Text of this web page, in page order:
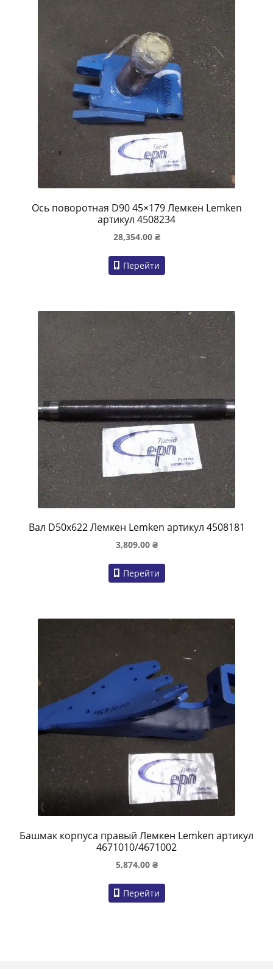
Ось поворотная D90 45×179 Лемкен Lemken
артикул 4508234
28,354.00 ₴
Перейти
Вал D50x622 Лемкен Lemken артикул 4508181
3,809.00 ₴
Перейти
Башмак корпуса правый Лемкен Lemken артикул
4671010/4671002
5,874.00 ₴
Перейти